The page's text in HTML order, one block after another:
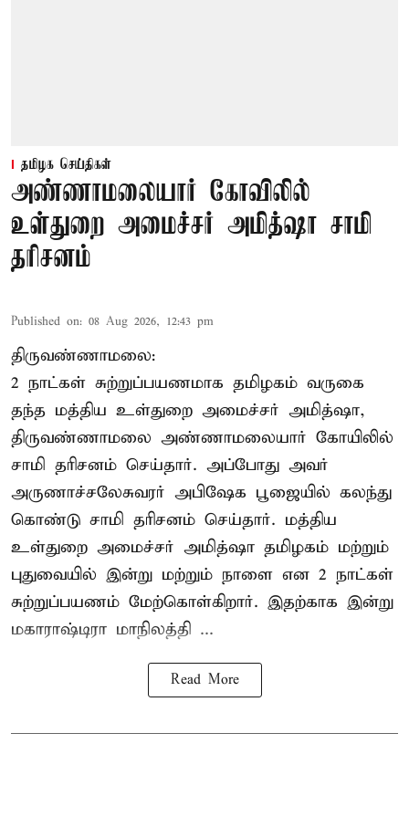
தமிழக செய்திகள்
அண்ணாமலையார் கோவிலில்
உள்துறை அமைச்சர் அமித்ஷா சாமி
தரிசனம்
Published on: 08 Aug 2026, 12:43 pm
திருவண்ணாமலை:
2 நாட்கள் சுற்றுப்பயணமாக தமிழகம் வருகை
தந்த மத்திய உள்துறை அமைச்சர் அமித்ஷா,
திருவண்ணாமலை அண்ணாமலையார் கோயிலில்
சாமி தரிசனம் செய்தார். அப்போது அவர்
அருணாச்சலேசுவரர் அபிஷேக பூஜையில் கலந்து
கொண்டு சாமி தரிசனம் செய்தார். மத்திய
உள்துறை அமைச்சர் அமித்ஷா தமிழகம் மற்றும்
புதுவையில் இன்று மற்றும் நாளை என 2 நாட்கள்
சுற்றுப்பயணம் மேற்கொள்கிறார். இதற்காக இன்று
மகாராஷ்டிரா மாநிலத்தி ...
Read More